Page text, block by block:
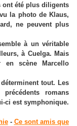
ont été plus diligents
la photo de Klaus,
ne peuvent plus
à un véritable
à Cuelga. Mais
scène Marcello
tout. Les
romans
ci est symphonique.
- Ce sont amis que